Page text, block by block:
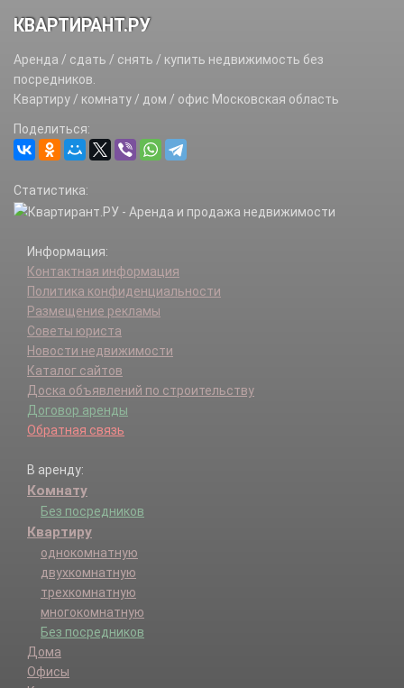
КВАРТИРАНТ.РУ
Аренда / сдать / снять / купить недвижимость без
посредников.
Квартиру / комнату / дом / офис Московская область
Поделиться:
Статистика:
Информация:
Контактная информация
Политика конфиденциальности
Размещение рекламы
Советы юриста
Новости недвижимости
Каталог сайтов
Доска объявлений по строительству
Договор аренды
Обратная связь
В аренду:
Комнату
Без посредников
Квартиру
однокомнатную
двухкомнатную
трехкомнатную
многокомнатную
Без посредников
Дома
Офисы